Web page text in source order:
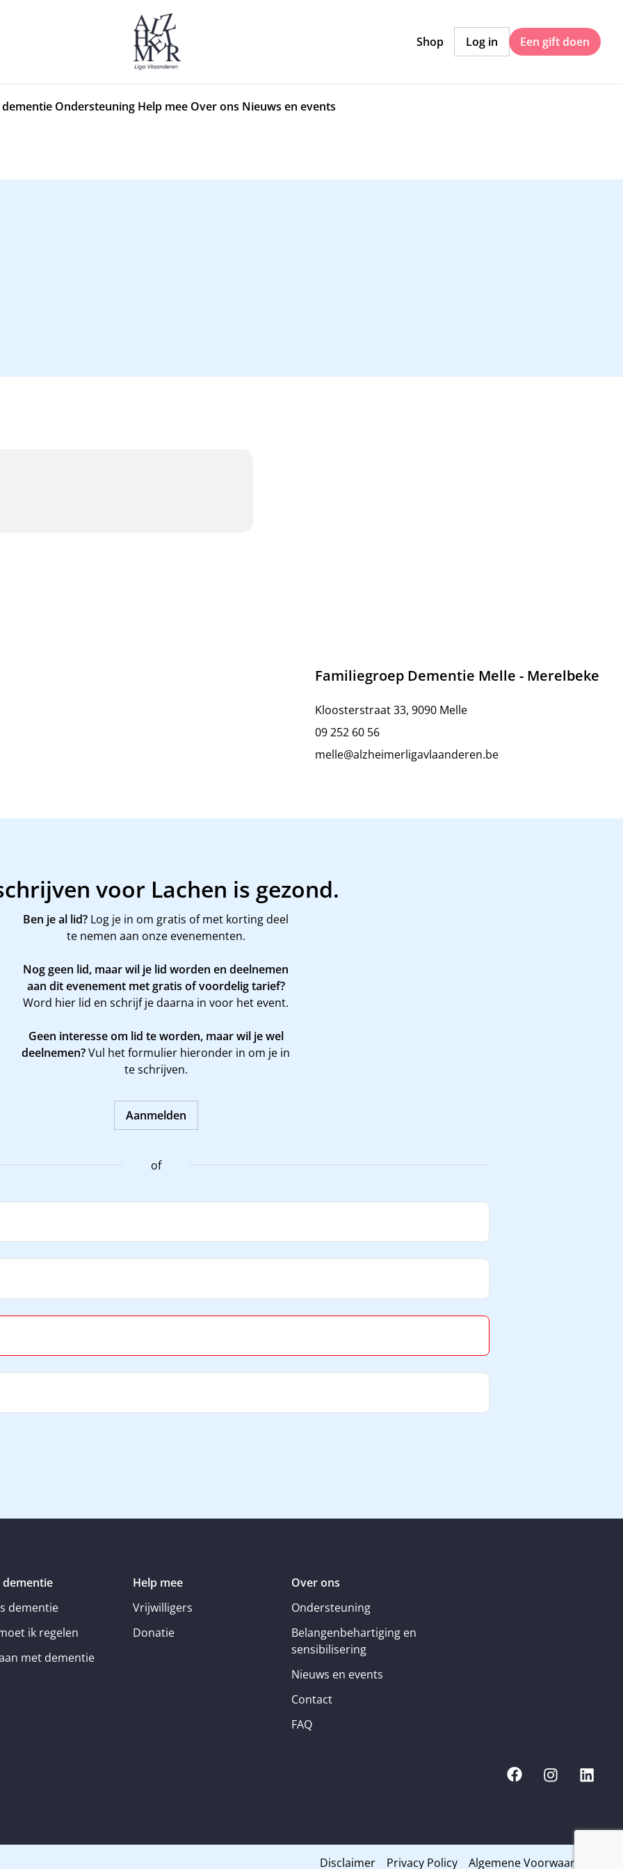
Shop Log in Een gift doen
Ondersteuning Help mee Over ons Nieuws en events
Familiegroep Dementie Melle - Merelbeke
Kloosterstraat 33, 9090 Melle
09 252 60 56
melle@alzheimerligavlaanderen.be
voor Lachen is gezond.
Ben je al lid? Log je in om gratis of met korting deel
te nemen aan onze evenementen.
Nog geen lid, maar wil je lid worden en deelnemen
aan dit evenement met gratis of voordelig tarief?
Word hier lid en schrijf je daarna in voor het event.
Geen interesse om lid te worden, maar wil je wel
deelnemen?Vul het formulier hieronder in om je in
te schrijven.
Aanmelden
of
dementie
dementie
ik regelen
met dementie
Help mee
Vrijwilligers
Donatie
Over ons
Ondersteuning
Belangenbehartiging en
sensibilisering
Nieuws en events
Contact
FAQ
Disclaimer Privacy Policy Algemene Voorwaarden